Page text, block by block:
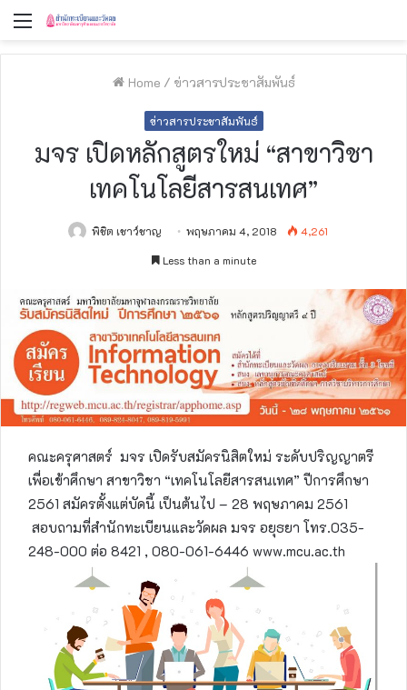
Menu
Home / ข่าวสารประชาสัมพันธ์
ข่าวสารประชาสัมพันธ์
มจร เปิดหลักสูตรใหม่ “สาขาวิชา
เทคโนโลยีสารสนเทศ”
พิชิต เชาว์ชาญ พฤษภาคม 4, 2018
4,261
Less than a minute
คณะครุศาสตร์ มจร เปิดรับสมัครนิสิตใหม่ ระดับปริญญาตรี
เพื่อเข้าศึกษา สาขาวิชา “เทคโนโลยีสารสนเทศ” ปีการศึกษา
2561 สมัครตั้งแต่บัดนี้ เป็นต้นไป – 28 พฤษภาคม 2561
สอบถามที่สำนักทะเบียนและวัดผล มจร อยุธยา โทร.035-
248-000 ต่อ 8421 , 080-061-6446 www.mcu.ac.th